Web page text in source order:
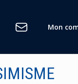
Mon